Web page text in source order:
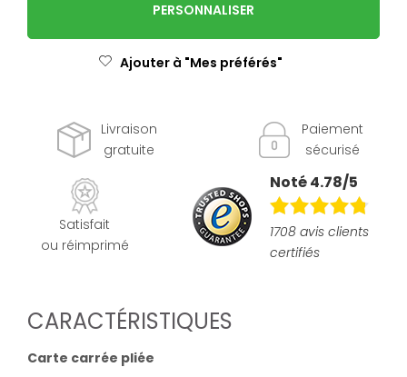
PERSONNALISER
Ajouter à "Mes préférés"
Livraison
gratuite
Paiement
sécurisé
Satisfait
ou réimprimé
Noté 4.78/5
1708 avis clients
certifiés
CARACTÉRISTIQUES
Carte carrée pliée